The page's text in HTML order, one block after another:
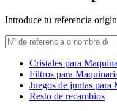
Introduce tu referencia
Cristales para
Filtros para
Juegos de juntas para
Resto de recambios